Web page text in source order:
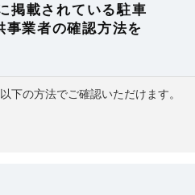
掲載されている駐車
事業者の確認方法を
下の方法でご確認いただけます。